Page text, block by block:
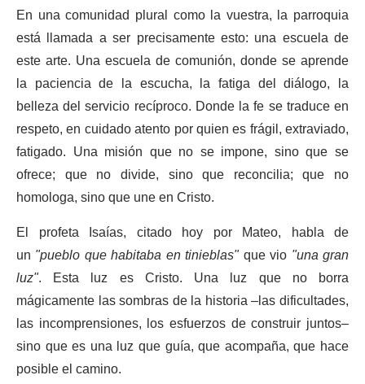
En una comunidad plural como la vuestra, la parroquia
está llamada a ser precisamente esto: una escuela de
este arte. Una escuela de comunión, donde se aprende
la paciencia de la escucha, la fatiga del diálogo, la
belleza del servicio recíproco. Donde la fe se traduce en
respeto, en cuidado atento por quien es frágil, extraviado,
fatigado. Una misión que no se impone, sino que se
ofrece; que no divide, sino que reconcilia; que no
homologa, sino que une en Cristo.
El profeta Isaías, citado hoy por Mateo, habla de
un "pueblo que habitaba en tinieblas"que vio "una gran
luz". Esta luz es Cristo. Una luz que no borra
mágicamente las sombras de la historia –las dificultades,
las incomprensiones, los esfuerzos de construir juntos–
sino que es una luz que guía, que acompaña, que hace
posible el camino.